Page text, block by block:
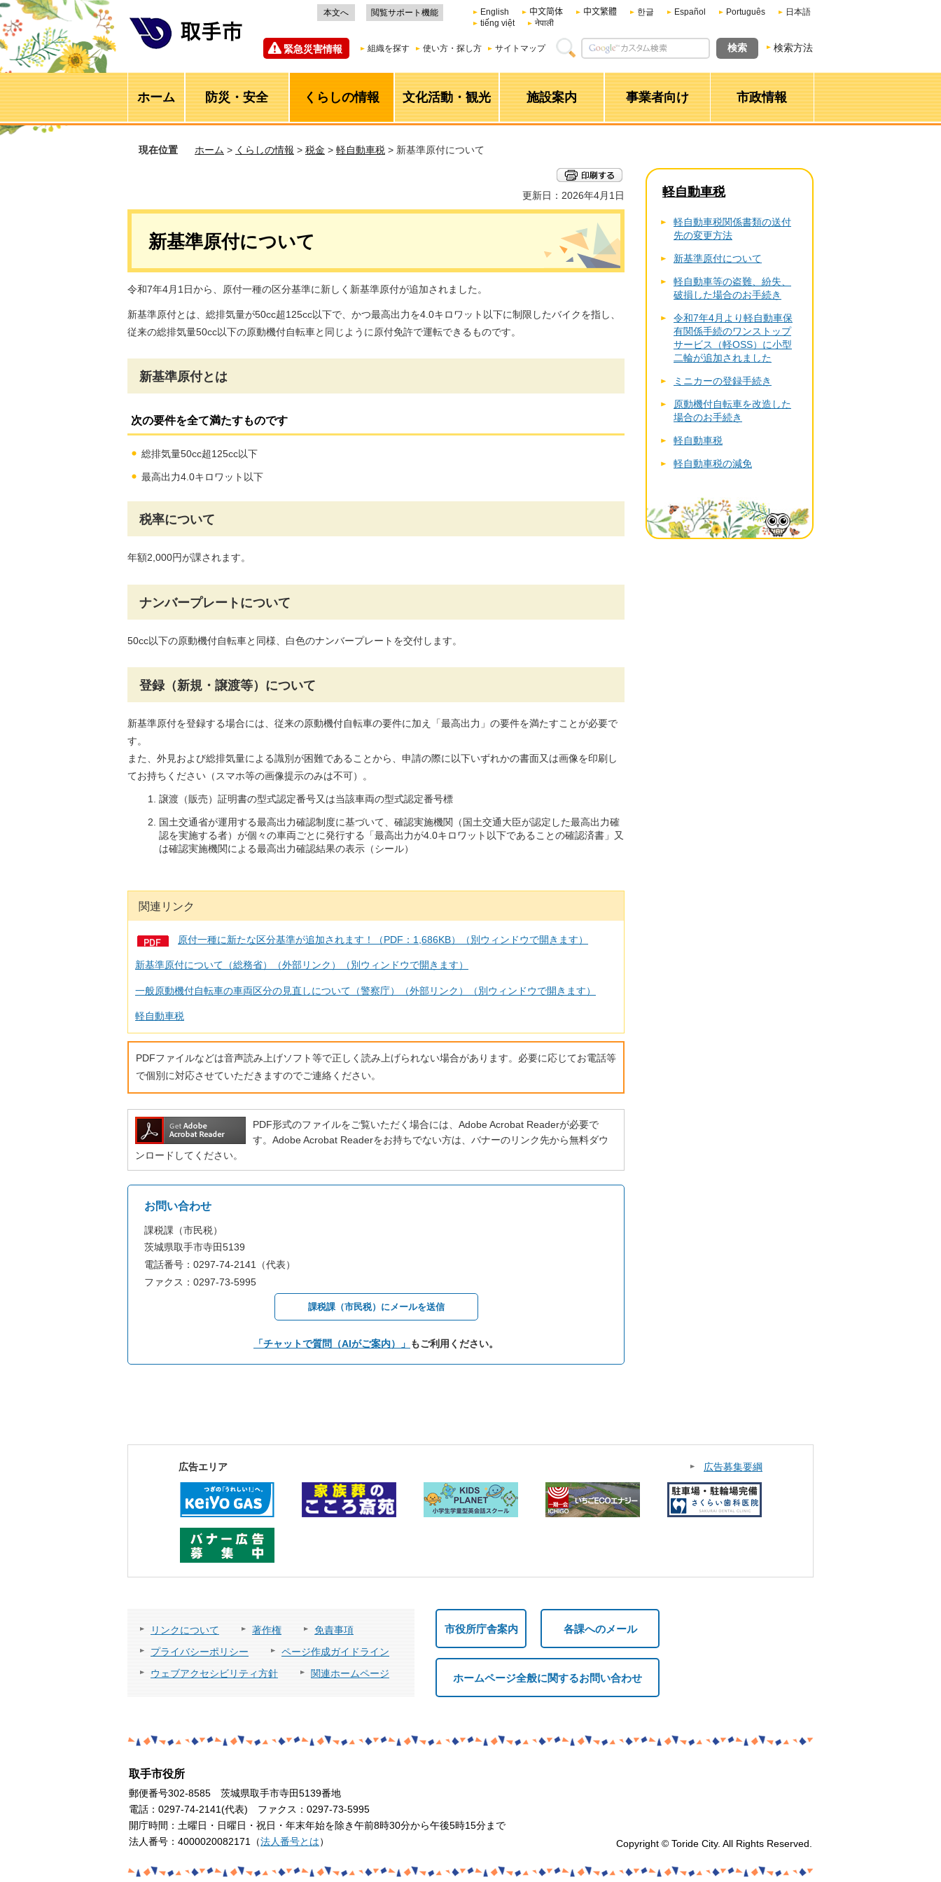
本文へ 閲覧サポート機能 English 中文简体 中文繁體 한글 Español Português
日本語
tiếng việt
नेपाली
緊急災害情報 組織を探す 使い方・探し方 サイトマップ 検索方法
ホーム 防災・安全 くらしの情報 文化活動・観光 施設案内 事業者向け 市政情報
現在位置 ホーム > くらしの情報 > 税金 > 軽自動車税 > 新基準原付について
更新日：2026年4月1日
新基準原付について
令和7年4月1日から、原付一種の区分基準に新しく新基準原付が追加されました。
新基準原付とは、総排気量が50cc超125cc以下で、かつ最高出力を4.0キロワット以下に制限したバイクを指し、
従来の総排気量50cc以下の原動機付自転車と同じように原付免許で運転できるものです。
新基準原付とは
次の要件を全て満たすものです
総排気量50cc超125cc以下
最高出力4.0キロワット以下
税率について
年額2,000円が課されます。
ナンバープレートについて
50cc以下の原動機付自転車と同様、白色のナンバープレートを交付します。
登録（新規・譲渡等）について
新基準原付を登録する場合には、従来の原動機付自転車の要件に加え「最高出力」の要件を満たすことが必要で
す。
また、外見および総排気量による識別が困難であることから、申請の際に以下いずれかの書面又は画像を印刷し
てお持ちください（スマホ等の画像提示のみは不可）。
譲渡（販売）証明書の型式認定番号又は当該車両の型式認定番号標
国土交通省が運用する最高出力確認制度に基づいて、確認実施機関（国土交通大臣が認定した最高出力確
認を実施する者）が個々の車両ごとに発行する「最高出力が4.0キロワット以下であることの確認済書」又
は確認実施機関による最高出力確認結果の表示（シール）
関連リンク
原付一種に新たな区分基準が追加されます！（PDF：1,686KB）（別ウィンドウで開きます）
新基準原付について（総務省）（外部リンク）（別ウィンドウで開きます）
一般原動機付自転車の車両区分の見直しについて（警察庁）（外部リンク）（別ウィンドウで開きます）
軽自動車税
PDFファイルなどは音声読み上げソフト等で正しく読み上げられない場合があります。必要に応じてお電話等
で個別に対応させていただきますのでご連絡ください。
PDF形式のファイルをご覧いただく場合には、Adobe Acrobat Readerが必要で
す。Adobe Acrobat Readerをお持ちでない方は、バナーのリンク先から無料ダウ
ンロードしてください。
お問い合わせ
課税課（市民税）
茨城県取手市寺田5139
電話番号：0297-74-2141（代表）
ファクス：0297-73-5995
課税課（市民税）にメールを送信
「チャットで質問（AIがご案内）」 もご利用ください。
軽自動車税
軽自動車税関係書類の送付
先の変更方法
新基準原付について
軽自動車等の盗難、紛失、
破損した場合のお手続き
令和7年4月より軽自動車保
有関係手続のワンストップ
サービス（軽OSS）に小型
二輪が追加されました
ミニカーの登録手続き
原動機付自転車を改造した
場合のお手続き
軽自動車税
軽自動車税の減免
広告エリア 広告募集要綱
リンクについて 著作権
免責事項
プライバシーポリシー
ページ作成ガイドライン
ウェブアクセシビリティ方針
関連ホームページ
市役所庁舎案内 各課へのメール
ホームページ全般に関するお問い合わせ
取手市役所
郵便番号302-8585 茨城県取手市寺田5139番地
電話：0297-74-2141(代表) ファクス：0297-73-5995
開庁時間：土曜日・日曜日・祝日・年末年始を除き午前8時30分から午後5時15分まで
法人番号：4000020082171（法人番号とは） Copyright © Toride City. All Rights Reserved.